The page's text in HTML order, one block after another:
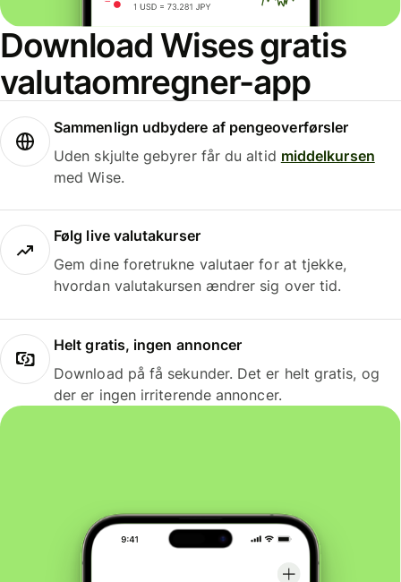
Download Wises gratis
valutaomregner-app
Sammenlign udbydere af pengeoverførsler
Uden skjulte gebyrer får du altid middelkursen
med Wise.
Følg live valutakurser
Gem dine foretrukne valutaer for at tjekke,
hvordan valutakursen ændrer sig over tid.
Helt gratis, ingen annoncer
Download på få sekunder. Det er helt gratis, og
der er ingen irriterende annoncer.